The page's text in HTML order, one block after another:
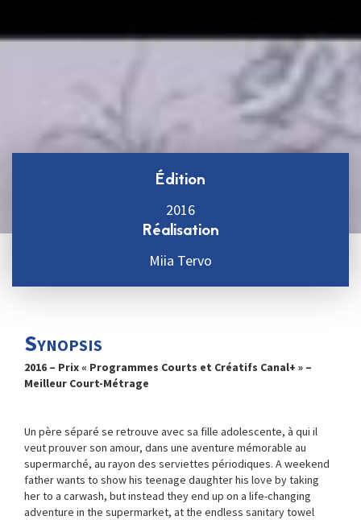
Édition
2016
Réalisation
Miia Tervo
Synopsis
2016 – Prix « Programmes Courts et Créatifs Canal+ » –
Meilleur Court-Métrage
Un père séparé se retrouve avec sa fille adolescente, à qui il
veut prouver son amour, dans une aventure mémorable au
supermarché, au rayon des serviettes périodiques. A weekend
father wants to show his teenage daughter his love by taking
her to a carwash, but instead they end up on a life-changing
adventure in the supermarket, at the endless sanitary towel